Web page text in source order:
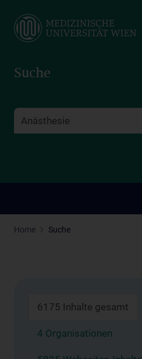
main
Suche
Home Suche
6175 Inhalte gesamt
4 Organisationen